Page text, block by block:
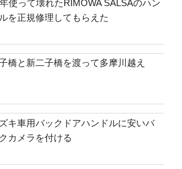
使って壊れたRIMOWA SALSAのハン
を正規修理してもらえた
橋と新二子橋を渡って多摩川越え
キ車用バックドアハンドルに安いバ
カメラを付ける